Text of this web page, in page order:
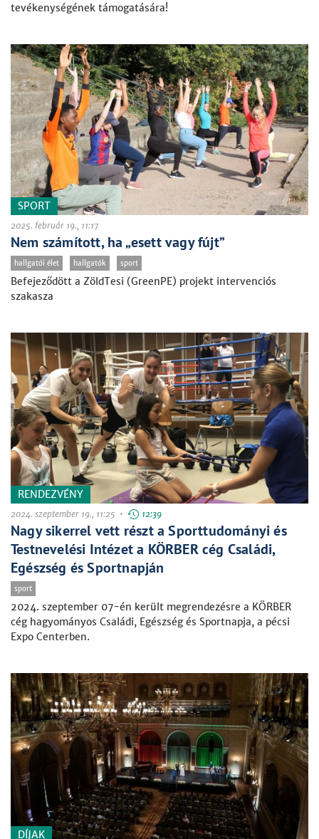
tevékenységének támogatására!
SPORT
2025. február 19., 11:17
Nem számított, ha „esett vagy fújt”
hallgatói élet hallgatók sport
Befejeződött a ZöldTesi (GreenPE) projekt intervenciós
szakasza
RENDEZVÉNY
2024. szeptember 19., 11:25 • 12:39
Nagy sikerrel vett részt a Sporttudományi és
Testnevelési Intézet a KÖRBER cég Családi,
Egészség és Sportnapján
sport
2024. szeptember 07-én került megrendezésre a KÖRBER
cég hagyományos Családi, Egészség és Sportnapja, a pécsi
Expo Centerben.
DÍJAK